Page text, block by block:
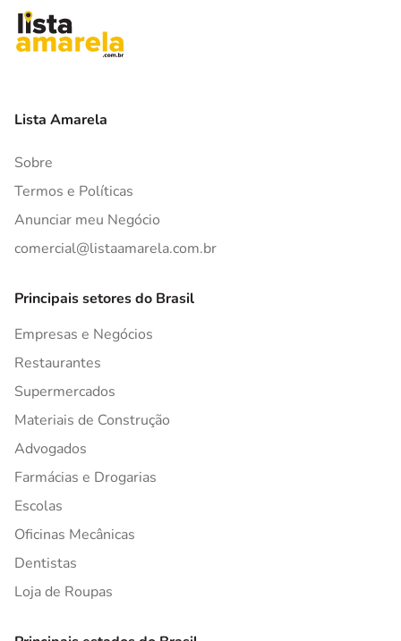
Lista Amarela
Sobre
Termos e Políticas
Anunciar meu Negócio
comercial@listaamarela.com.br
Principais setores do Brasil
Empresas e Negócios
Restaurantes
Supermercados
Materiais de Construção
Advogados
Farmácias e Drogarias
Escolas
Oficinas Mecânicas
Dentistas
Loja de Roupas